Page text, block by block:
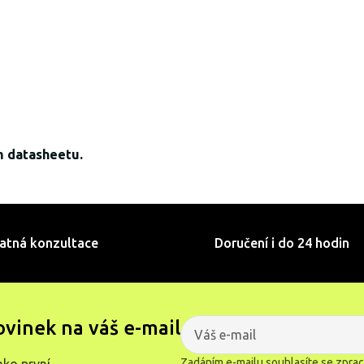
datasheetu.
konzultace Doručení i do 24 hodin
na váš e-mail